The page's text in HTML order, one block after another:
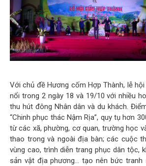
Với chủ đề Hương cốm Hợp Thành, lễ
nổi trong 2 ngày 18 và 19/10 với nhiều
thu hút đông Nhân dân và du khách.
“Chinh phục thác Nậm Rịa”, quy tụ hơn
từ các xã, phường, cơ quan, trường học
thao trong và ngoài địa bàn; các cuộc
vùng cao, trình diễn trang phục dân tộc,
sản vật địa phương… tạo nên bức tranh